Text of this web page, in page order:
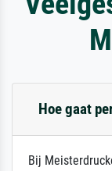
Hoe gaat
Bij